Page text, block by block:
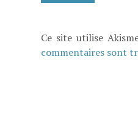
Ce site utilise
commentaires sont